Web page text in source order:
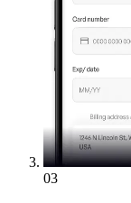
03